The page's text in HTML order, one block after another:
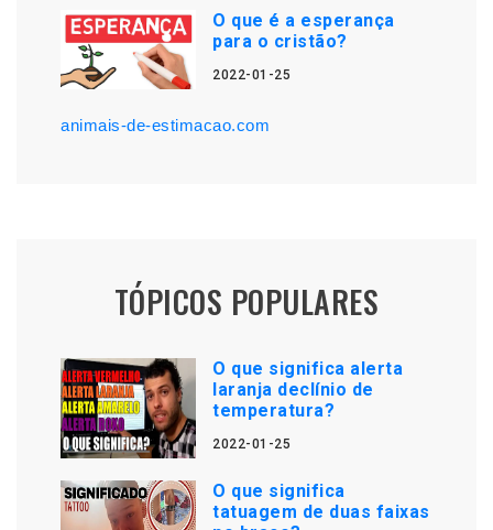
O que é a esperança
para o cristão?
2022-01-25
animais-de-estimacao.com
TÓPICOS POPULARES
O que significa alerta
laranja declínio de
temperatura?
2022-01-25
O que significa
tatuagem de duas faixas